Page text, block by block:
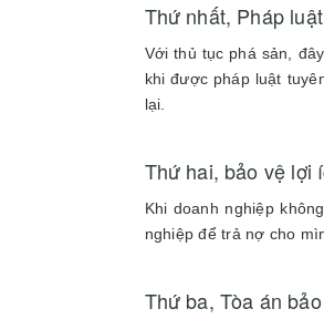
Thứ nhất, Pháp
Với thủ tục phá sản,
khi được pháp luật
lại.
Thứ hai, bảo vệ lợi
Khi doanh nghiệp
nghiệp để trả nợ cho
Thứ ba, Tòa án